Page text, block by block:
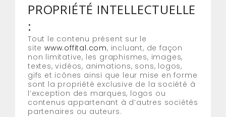
PROPRIÉTÉ INTELLECTUELLE
:
Tout le contenu présent sur le
site www.offital.com, incluant, de façon
non limitative, les graphismes, images,
textes, vidéos, animations, sons, logos,
gifs et icônes ainsi que leur mise en forme
sont la propriété exclusive de la société à
l’exception des marques, logos ou
contenus appartenant à d’autres sociétés
partenaires ou auteurs.